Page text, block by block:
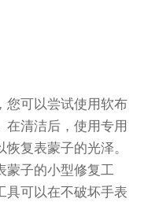
可以尝试使用软布
在清洁后，使用专用
复表蒙子的光泽。
蒙子的小型修复工
具可以在不破坏手表